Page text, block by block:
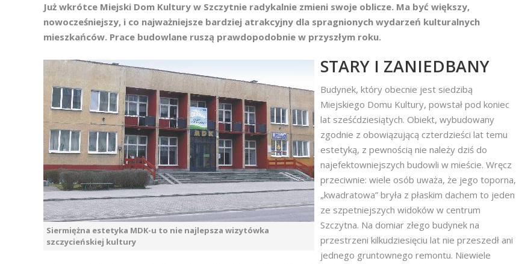
Już wkrótce Miejski Dom Kultury w Szczytnie radykalnie zmieni swoje oblicze. Ma być większy,
nowocześniejszy, i co najważniejsze bardziej atrakcyjny dla spragnionych wydarzeń kulturalnych
mieszkańców. Prace budowlane ruszą prawdopodobnie w przyszłym roku.
Siermiężna estetyka MDK-u to nie najlepsza wizytówka
szczycieńskiej kultury
STARY I ZANIEDBANY
Budynek, który obecnie jest siedzibą
Miejskiego Domu Kultury, powstał pod koniec
lat sześćdziesiątych. Obiekt, wybudowany
zgodnie z obowiązującą czterdzieści lat temu
estetyką, z pewnością nie należy dziś do
najefektowniejszych budowli w mieście. Wręcz
przeciwnie: wiele osób uważa, że jego toporna,
„kwadratowa” bryła z płaskim dachem to jeden
ze szpetniejszych widoków w centrum
Szczytna. Na domiar złego budynek na
przestrzeni kilkudziesięciu lat nie przeszedł ani
jednego gruntownego remontu. Niewiele